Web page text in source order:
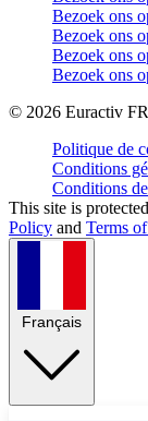
Bezoek ons
Bezoek ons
Bezoek ons
Bezoek ons
© 2026 Euractiv
Politique de
Conditions
Conditions
This site is
Policy and Terms
Français